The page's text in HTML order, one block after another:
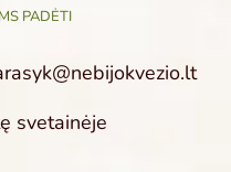
PADĖTI
svetainėje